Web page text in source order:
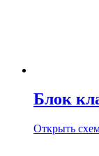
Блок
Открыть